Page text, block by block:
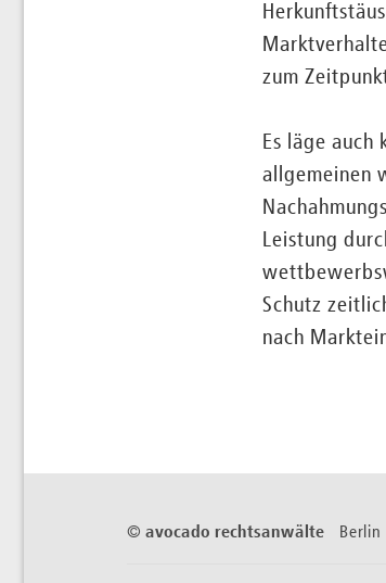
zum
Es läge auch
allgemeinen
Leistung
Schutz
nach
© avocado rechtsanwälte